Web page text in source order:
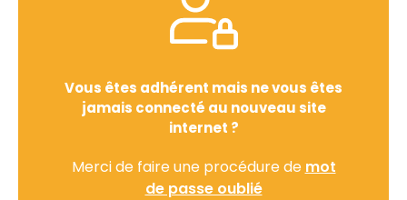
Vous êtes adhérent mais ne vous êtes
jamais connecté au nouveau site
internet ?
Merci de faire une procédure de mot
de passe oublié